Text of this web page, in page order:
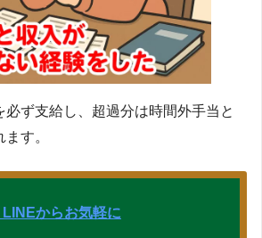
ず支給し、超過分は時間外手当と
す。
からお気軽に